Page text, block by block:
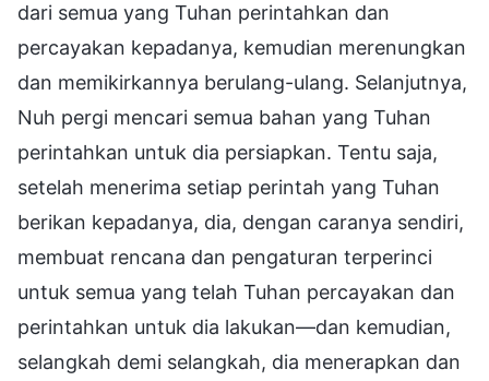
dari semua yang Tuhan perintahkan dan
percayakan kepadanya, kemudian merenungkan
dan memikirkannya berulang-ulang. Selanjutnya,
Nuh pergi mencari semua bahan yang Tuhan
perintahkan untuk dia persiapkan. Tentu saja,
setelah menerima setiap perintah yang Tuhan
berikan kepadanya, dia, dengan caranya sendiri,
membuat rencana dan pengaturan terperinci
untuk semua yang telah Tuhan percayakan dan
perintahkan untuk dia lakukan—dan kemudian,
selangkah demi selangkah, dia menerapkan dan